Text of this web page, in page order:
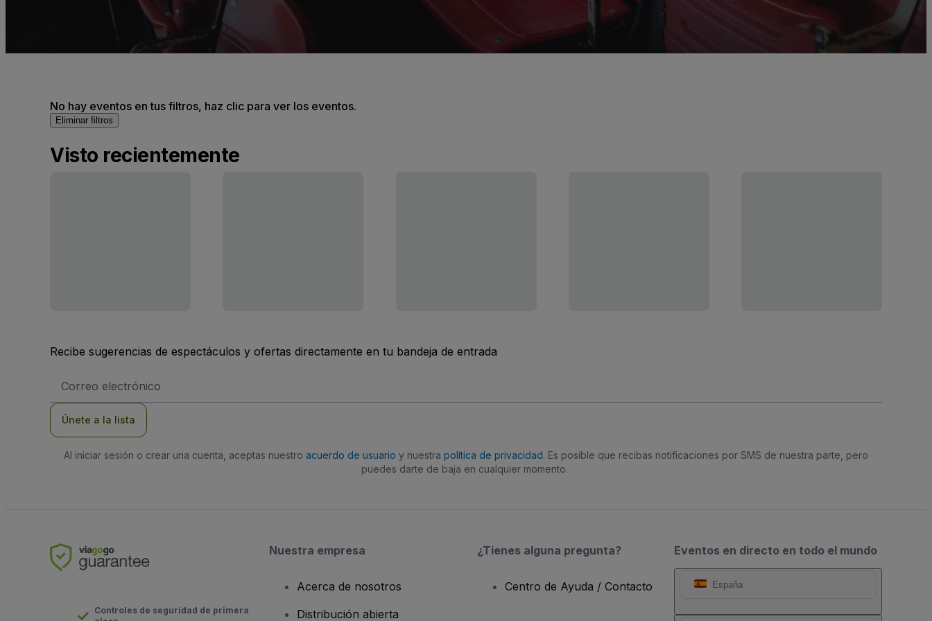
No hay eventos en tus filtros, haz clic para ver los eventos.
Eliminar filtros
Visto recientemente
Recibe sugerencias de espectáculos y ofertas directamente en tu bandeja de entrada
de
Únete a la lista
Al iniciar sesión o crear una cuenta, aceptas nuestro acuerdo de usuario y nuestra política de privacidad. Es posible que recibas notificaciones por SMS de nuestra parte, pero
puedes darte de baja en cualquier momento.
Eventos en directo en todo el mundo
España
Controles de seguridad de primera
Nuestra empresa
Acerca de nosotros
Distribución abierta
¿Tienes alguna pregunta?
Centro de Ayuda / Contacto